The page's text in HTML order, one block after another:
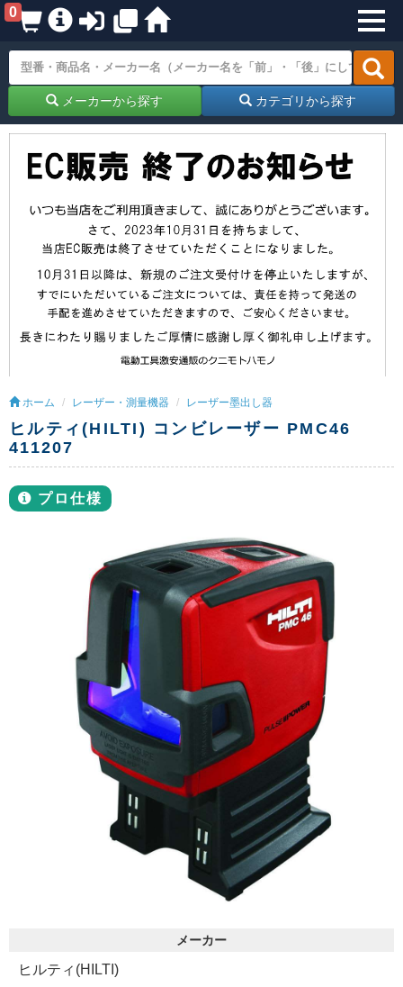
0
メーカーから探す カテゴリから探す
ホーム レーザー・測量機器 レーザー墨出し器
ヒルティ(HILTI) コンビレーザー PMC46
411207
プロ仕様
メーカー
ヒルティ(HILTI)